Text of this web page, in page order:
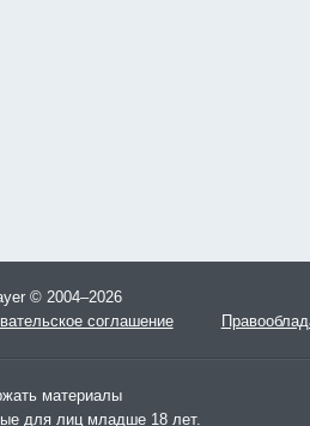
© 2004–2026
соглашение
материалы
для лиц младше 18 лет.